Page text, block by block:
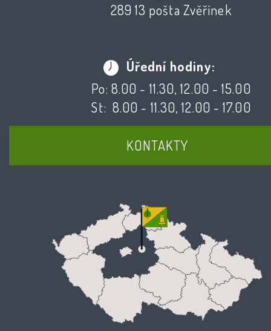
289 13 pošta Zvěřínek
Úřední hodiny:
Po: 8.00 - 11.30, 12.00 - 15.00
St: 8.00 - 11.30, 12.00 - 17.00
KONTAKTY